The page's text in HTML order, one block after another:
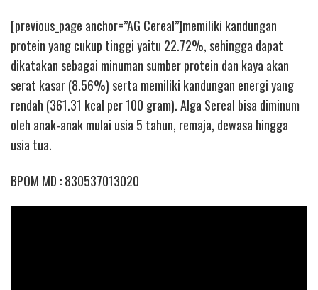
[previous_page anchor=”AG Cereal”]memiliki kandungan
protein yang cukup tinggi yaitu 22.72%, sehingga dapat
dikatakan sebagai minuman sumber protein dan kaya akan
serat kasar (8.56%) serta memiliki kandungan energi yang
rendah (361.31 kcal per 100 gram). Alga Sereal bisa diminum
oleh anak-anak mulai usia 5 tahun, remaja, dewasa hingga
usia tua.
BPOM MD : 830537013020